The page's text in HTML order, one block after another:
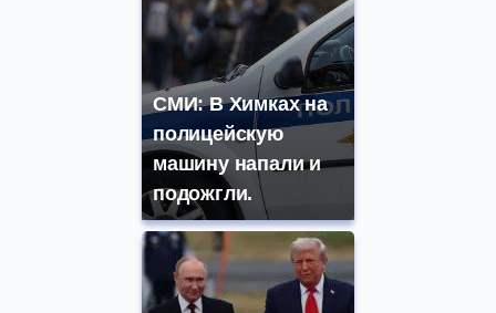
СМИ: В Химках на
полицейскую
машину напали и
подожгли.